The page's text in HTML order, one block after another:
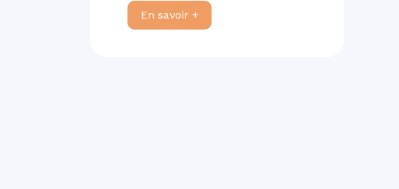
En savoir +